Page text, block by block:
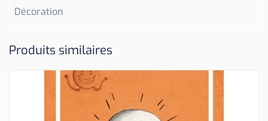
Décoration
Produits similaires